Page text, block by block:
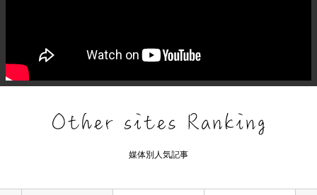
媒体別人気記事